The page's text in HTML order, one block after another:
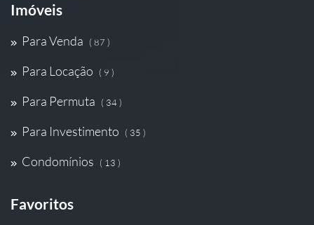
Imóveis
Para Venda ( 87 )
Para Locação ( 9 )
Para Permuta ( 34 )
Para Investimento ( 35 )
Condomínios ( 13 )
Favoritos